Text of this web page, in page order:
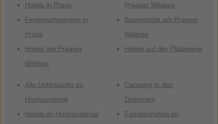
Hotels in Prags
Ferienwohnungen in
Prags
Hotels am Pragser
Wildsee
Pragser Wildsee
Bauernhöfe am Pragser
Wildsee
Hotels auf der Plätzwiese
Alle Unterkünfte im
Hochpustertal
Hotels im Hochpustertal
Camping in den
Dolomiten
Familienhotels im